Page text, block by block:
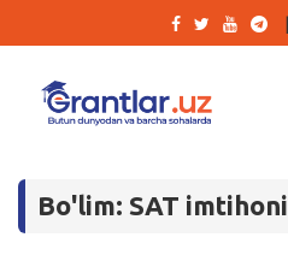
Tanlovlar
Bo'lim: SAT imtihoni